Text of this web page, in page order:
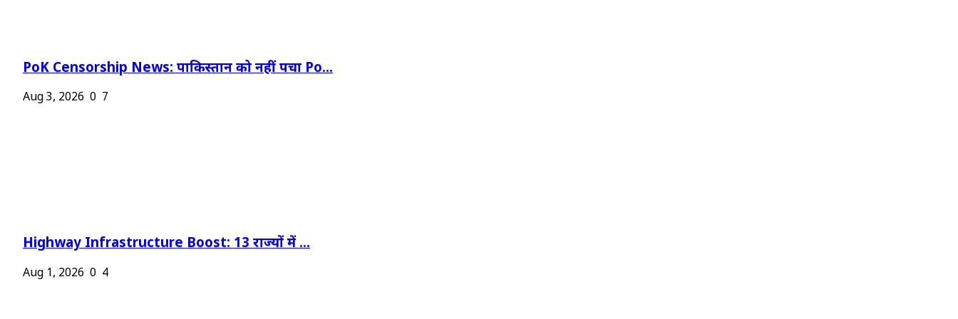
PoK Censorship News: पाकिस्तान को नहीं पचा Po...
Aug 3, 2026 0 7
Highway Infrastructure Boost: 13 राज्यों में ...
Aug 1, 2026 0 4